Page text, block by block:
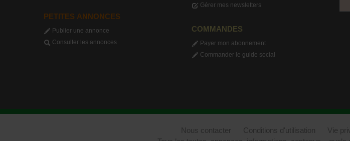
PETITES ANNONCES
Publier une annonce
Consulter les annonces
Gérer mes newsletters
COMMANDES
Payer mon abonnement
Commander le guide social
Nous contacter Conditions d'utilisation Vie